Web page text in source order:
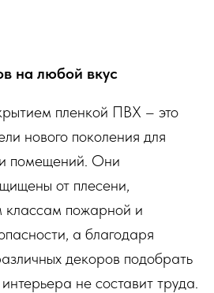
на любой вкус
пленкой ПВХ – это
нового поколения для
помещений. Они
от плесени,
классам пожарной и
а благодаря
декоров подобрать
не составит труда.